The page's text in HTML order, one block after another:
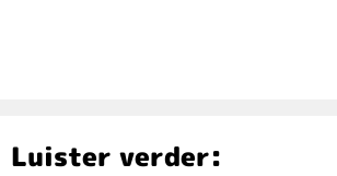
Luister verder: